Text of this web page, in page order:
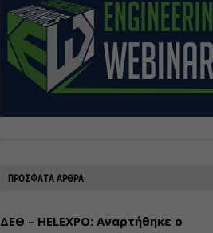
ΠΡΟΣΦΑΤΑ ΑΡΘΡΑ
ΔΕΘ – HELEXPO: Αναρτήθηκε ο
Διάρκεια: 16